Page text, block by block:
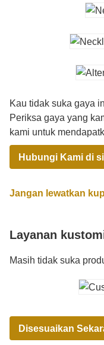
Kau tidak suka gaya
Periksa gaya yang
kami untuk
Hubungi Kami di
Jangan lewatkan
Layanan
Masih tidak suka
Disesuaikan